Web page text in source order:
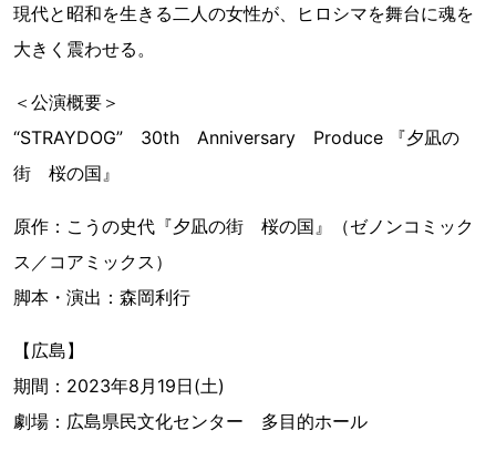
現代と昭和を生きる二人の女性が、ヒロシマを舞台に魂を
大きく震わせる。
＜公演概要＞
“STRAYDOG” 30th Anniversary Produce 『夕凪の
街 桜の国』
原作：こうの史代『夕凪の街 桜の国』（ゼノンコミック
ス／コアミックス）
脚本・演出：森岡利行
【広島】
期間：2023年8月19日(土)
劇場：広島県民文化センター 多目的ホール